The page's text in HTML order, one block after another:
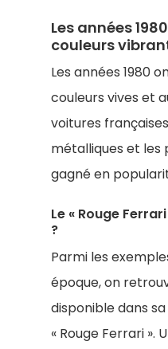
Les années
couleurs
Les années 1980
couleurs vives et
voitures
métalliques et les
gagné en
Le « Rouge
?
Parmi les
époque, on
disponible dans
« Rouge Ferrari ».